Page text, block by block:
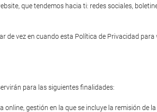
que tendemos hacia ti: redes sociales,
vez en cuando esta Política de Privacidad
para las siguientes finalidades:
gestión en la que se incluye la remisión de